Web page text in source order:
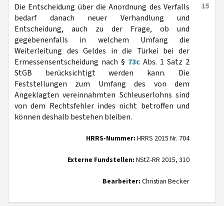
15
Die Entscheidung über die Anordnung des Verfalls
bedarf danach neuer Verhandlung und
Entscheidung, auch zu der Frage, ob und
gegebenenfalls in welchem Umfang die
Weiterleitung des Geldes in die Türkei bei der
Ermessensentscheidung nach § 73c Abs. 1 Satz 2
StGB berücksichtigt werden kann. Die
Feststellungen zum Umfang des von dem
Angeklagten vereinnahmten Schleuserlohns sind
von dem Rechtsfehler indes nicht betroffen und
können deshalb bestehen bleiben.
HRRS-Nummer: HRRS 2015 Nr. 704
Externe Fundstellen: NStZ-RR 2015, 310
Bearbeiter: Christian Becker